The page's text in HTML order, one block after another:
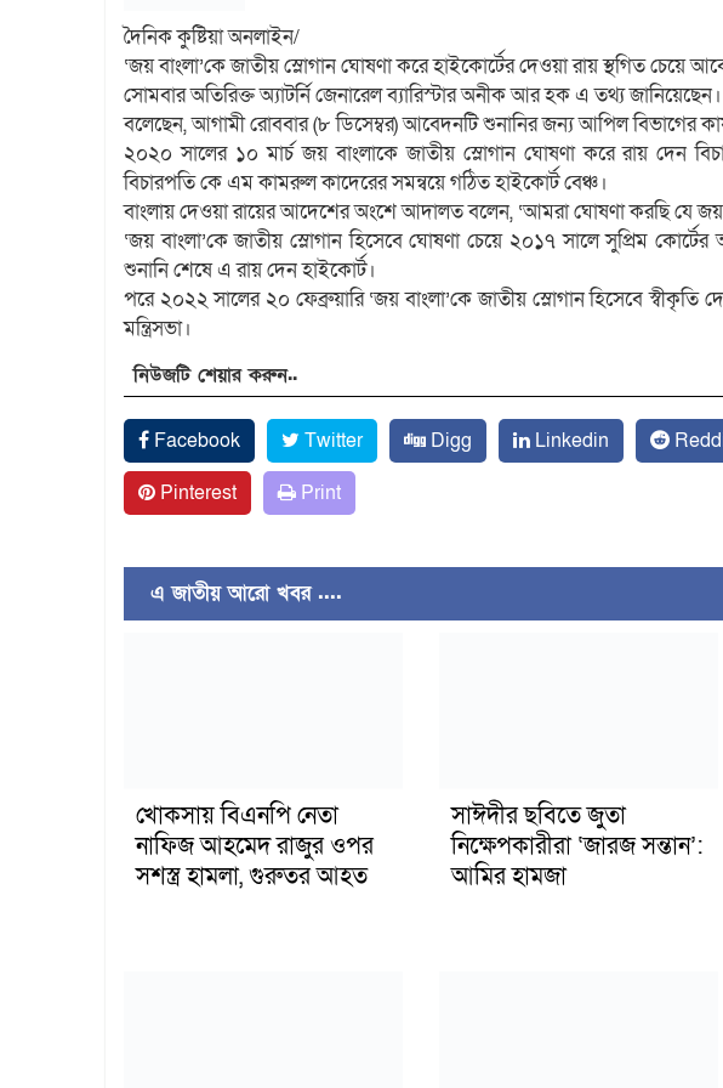
দৈনিক কুষ্টিয়া অনলাইন/
‘জয় বাংলা’কে জাতীয় স্লোগান ঘোষণা করে হাইকোর্টের দেওয়া রায় স্থগিত চেয়ে
সোমবার অতিরিক্ত অ্যাটর্নি জেনারেল ব্যারিস্টার অনীক আর হক এ তথ্য জানিয়েছেন।
বলেছেন, আগামী রোববার (৮ ডিসেম্বর) আবেদনটি শুনানির জন্য আপিল বিভাগের
২০২০ সালের ১০ মার্চ জয় বাংলাকে জাতীয় স্লোগান ঘোষণা করে রায়
বিচারপতি কে এম কামরুল কাদেরের সমন্বয়ে গঠিত হাইকোর্ট বেঞ্চ।
বাংলায় দেওয়া রায়ের আদেশের অংশে আদালত বলেন, ‘আমরা ঘোষণা করছি যে জয়
‘জয় বাংলা’কে জাতীয় স্লোগান হিসেবে ঘোষণা চেয়ে ২০১৭ সালে সুপ্রিম
শুনানি শেষে এ রায় দেন হাইকোর্ট।
পরে ২০২২ সালের ২০ ফেব্রুয়ারি ‘জয় বাংলা’কে জাতীয় স্লোগান হিসেবে স্বীকৃতি
মন্ত্রিসভা।
নিউজটি শেয়ার করুন..
Facebook Twitter Digg Linkedin
Pinterest
Print
এ জাতীয় আরো খবর ....
খোকসায় বিএনপি নেতা
নাফিজ আহমেদ রাজুর ওপর
সশস্ত্র হামলা, গুরুতর আহত
সাঈদীর ছবিতে জুতা
নিক্ষেপকারীরা ‘জারজ সন্তান’:
আমির হামজা